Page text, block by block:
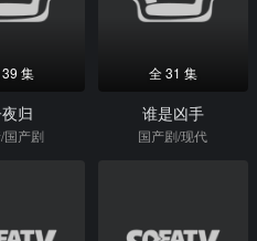
集
归
国产剧
全 31 集
谁是凶手
国产剧/现代